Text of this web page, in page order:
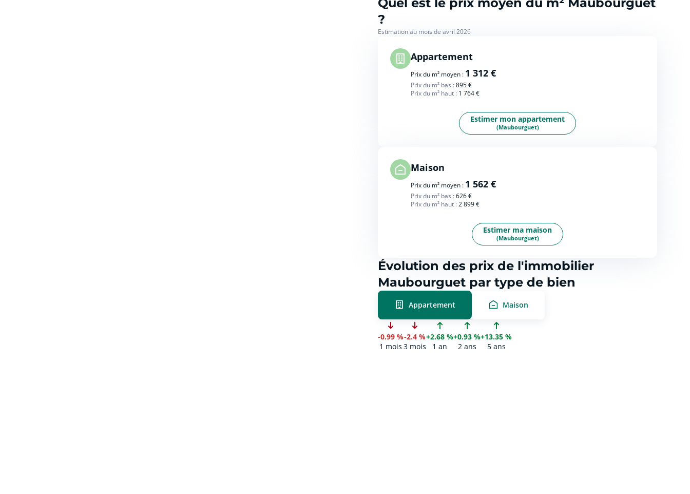
?
Estimation au mois de avril 2026
Appartement
Prix du m² moyen : 1 312 €
Prix du m² bas :895 €
Prix du m² haut : 1 764 €
Estimer mon appartement
(Maubourguet)
Maison
Prix du m² moyen : 1 562 €
Prix du m² bas :626 €
Prix du m² haut :2 899 €
Estimer ma maison
(Maubourguet)
Évolution des prix de l'immobilier
Maubourguet par type de bien
Appartement Maison
-0.99 %
1 mois
-2.4 %
3 mois
+2.68 %
1 an
+0.93 %
2 ans
+13.35 %
5 ans